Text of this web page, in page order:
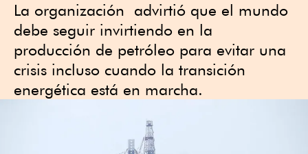
La organización advirtió que el mundo
debe seguir invirtiendo en la
producción de petróleo para evitar una
crisis incluso cuando la transición
energética está en marcha.